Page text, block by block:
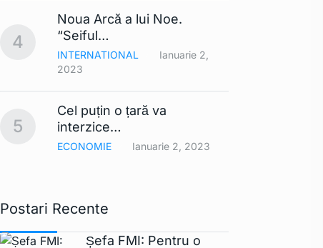
4
Noua Arcă a lui Noe.
“Seiful…
INTERNATIONAL
Ianuarie 2,
2023
5
Cel puțin o țară va
interzice…
ECONOMIE Ianuarie 2, 2023
Postari Recente
Șefa FMI: Pentru o